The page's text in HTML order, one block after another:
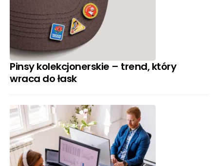
Pinsy kolekcjonerskie – trend, który
wraca do łask